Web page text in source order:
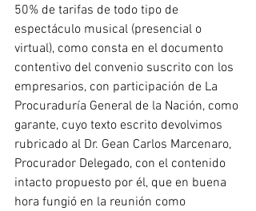
50% de tarifas de todo tipo de
espectáculo musical (presencial o
virtual), como consta en el documento
contentivo del convenio suscrito con los
empresarios, con participación de La
Procuraduría General de la Nación, como
garante, cuyo texto escrito devolvimos
rubricado al Dr. Gean Carlos Marcenaro,
Procurador Delegado, con el contenido
intacto propuesto por él, que en buena
hora fungió en la reunión como